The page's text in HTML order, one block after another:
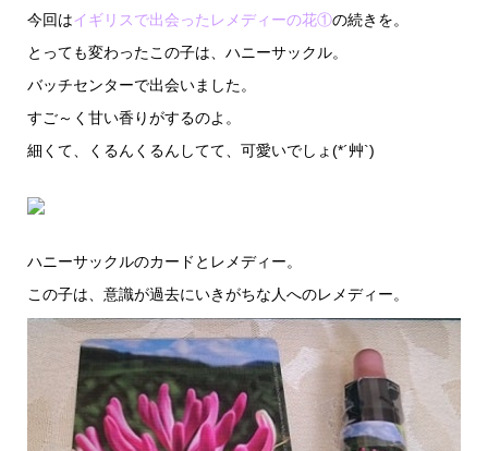
今回はイギリスで出会ったレメディーの花①の続きを。
とっても変わったこの子は、ハニーサックル。
バッチセンターで出会いました。
すご～く甘い香りがするのよ。
細くて、くるんくるんしてて、可愛いでしょ(*´艸`)
ハニーサックルのカードとレメディー。
この子は、意識が過去にいきがちな人へのレメディー。